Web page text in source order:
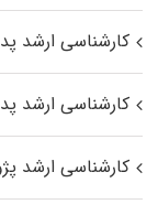
کارشناسی ارشد
کارشناسی ارشد
کارشناسی ارشد